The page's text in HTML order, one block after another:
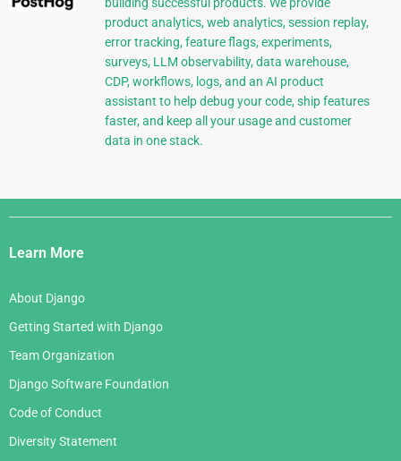
product analytics, web analytics, session replay,
error tracking, feature flags, experiments,
surveys, LLM observability, data warehouse,
CDP, workflows, logs, and an AI product
assistant to help debug your code, ship features
faster, and keep all your usage and customer
data in one stack.
Django
Links
Learn More
About Django
Getting Started with Django
Team Organization
Django Software Foundation
Code of Conduct
Diversity Statement